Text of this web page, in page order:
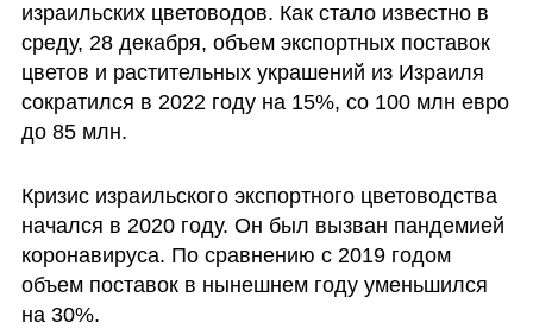
израильских цветоводов. Как стало известно в
среду, 28 декабря, объем экспортных поставок
цветов и растительных украшений из Израиля
сократился в 2022 году на 15%, со 100 млн евро
до 85 млн.
Кризис израильского экспортного цветоводства
начался в 2020 году. Он был вызван пандемией
коронавируса. По сравнению с 2019 годом
объем поставок в нынешнем году уменьшился
на 30%.